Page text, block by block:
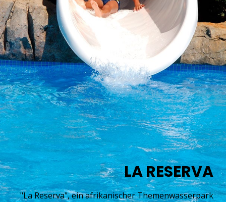
LA RESERVA
"La Reserva", ein afrikanischer Themenwasserpark